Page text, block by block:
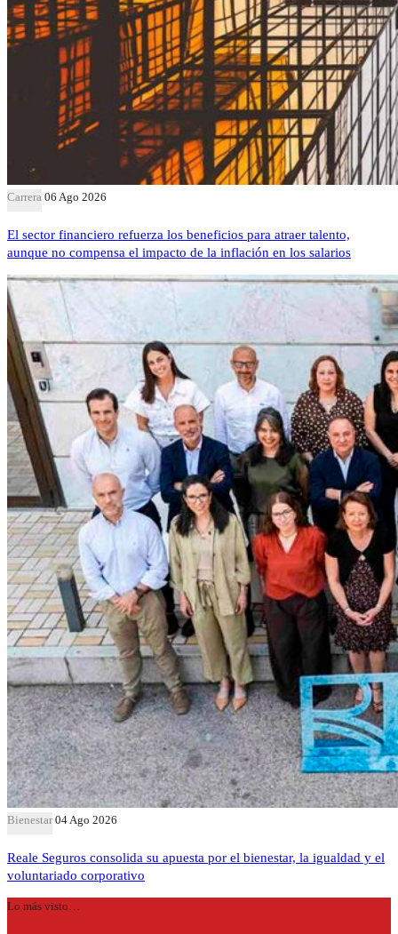
Carrera 06 Ago 2026
El sector financiero refuerza los beneficios para atraer talento,
aunque no compensa el impacto de la inflación en los salarios
Bienestar 04 Ago 2026
Reale Seguros consolida su apuesta por el bienestar, la igualdad y el
voluntariado corporativo
Lo más visto…